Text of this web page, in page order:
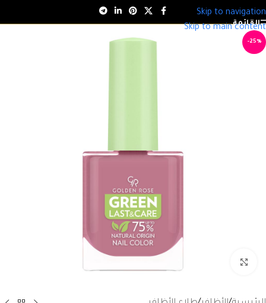
Skip to navigation
Skip to main content
القائمة
-25%